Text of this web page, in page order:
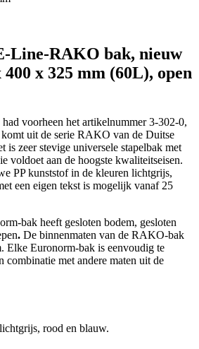
Line-RAKO bak, nieuw
x 325 mm (60L), open
voorheen het artikelnummer 3-302-0,
komt uit de serie RAKO van de Duitse
is zeer stevige universele stapelbak met
voldoet aan de hoogste kwaliteitseisen.
PP kunststof in de kleuren lichtgrijs,
een eigen tekst is mogelijk vanaf 25
bak heeft gesloten bodem, gesloten
. De binnenmaten van de RAKO-bak
Elke Euronorm-bak is eenvoudig te
combinatie met andere maten uit de
rood en blauw.